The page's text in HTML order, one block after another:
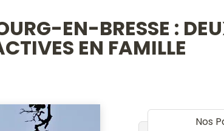
EN-BRESSE :
EN FAMILLE
Nos